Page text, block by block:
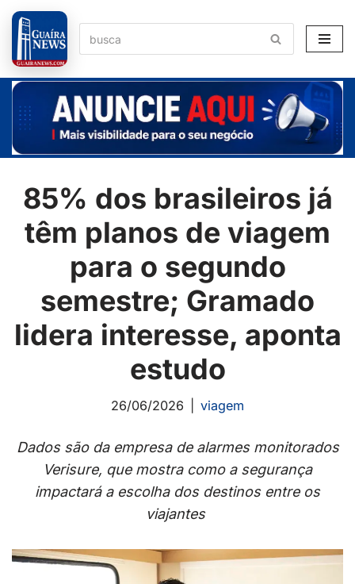
Pular
para
o
conteúdo
85% dos brasileiros já
têm planos de viagem
para o segundo
semestre; Gramado
lidera interesse, aponta
estudo
26/06/2026 viagem
Dados são da empresa de alarmes monitorados
Verisure, que mostra como a segurança
impactará a escolha dos destinos entre os
viajantes